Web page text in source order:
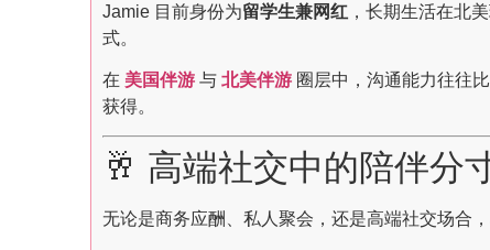
Jamie 目前身份为留学生兼网红 ，长期生活在北
式。
在 美国伴游 与 北美伴游 圈层中，沟通能力往往
获得。
🥂 高端社交中的陪伴分
无论是商务应酬、私人聚会，还是高端社交场合